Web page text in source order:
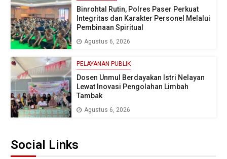
Binrohtal Rutin, Polres Paser Perkuat
Integritas dan Karakter Personel Melalui
Pembinaan Spiritual
Agustus 6, 2026
PELAYANAN PUBLIK
Dosen Unmul Berdayakan Istri Nelayan
Lewat Inovasi Pengolahan Limbah
Tambak
Agustus 6, 2026
Social Links